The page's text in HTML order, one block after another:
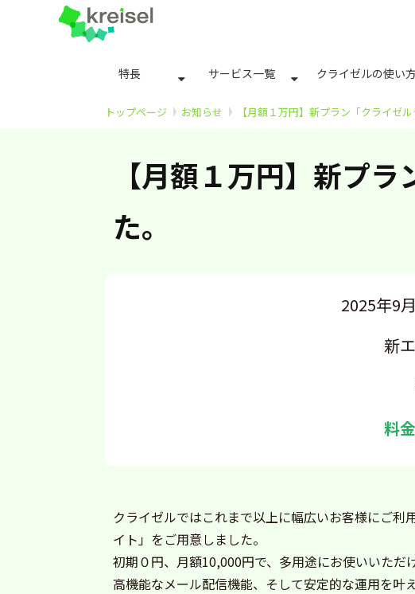
特長 サービス一覧 クライゼルの使い
トップページ お知らせ 【月額１万円】新プラン「クライゼ
【月額１万円】新プ
た。
2025年9
新
料
クライゼルではこれまで以上に幅広いお客様にご
イト」をご用意しました。
初期０円、月額10,000円で、多用途にお使いいた
高機能なメール配信機能、そして安定的な運用を